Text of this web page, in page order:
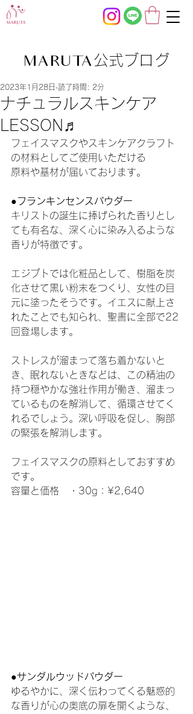
MARUTA公式ブログ
ナチュラルスキンケア
LESSON♬
2023年1月28日 読了時間: 2分
フェイスマスクやスキンケアクラフト
の材料としてご使用いただける
原料や基材が届いております。
●フランキンセンスパウダー
キリストの誕生に捧げられた香りとし
ても有名な、深く心に染み入るような
香りが特徴です。
エジプトでは化粧品として、樹脂を炭
化させて黒い粉末をつくり、女性の目
元に塗ったそうです。イエスに献上さ
れたことでも知られ、聖書に全部で22
回登場します。
ストレスが溜まって落ち着かないと
き、眠れないときなどは、この精油の
持つ穏やかな強壮作用が働き、溜まっ
ているものを解消して、循環させてく
れるでしょう。深い呼吸を促し、胸部
の緊張を解消します。
フェイスマスクの原料としておすすめ
です。
容量と価格　・30g：¥2,640
●サンダルウッドパウダー
ゆるやかに、深く伝わってくる魅惑的
な香りが心の奥底の扉を開くような、